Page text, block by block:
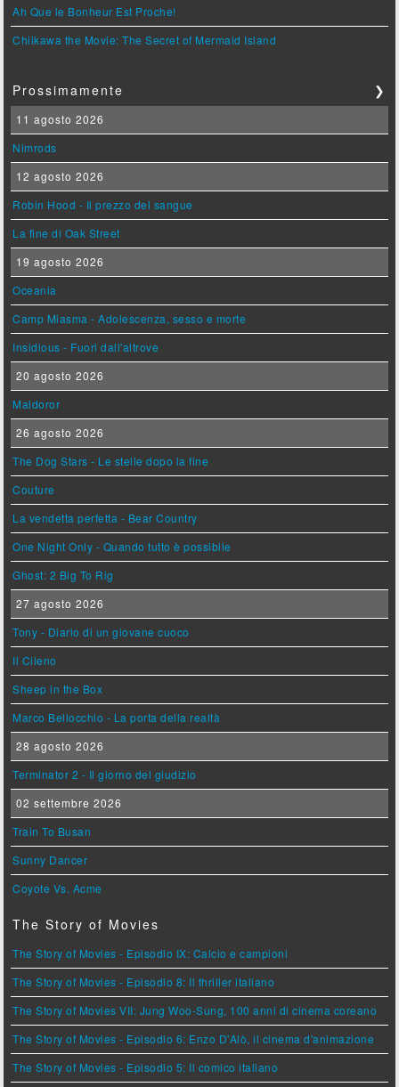
Ah Que le Bonheur Est Proche!
Chiikawa the Movie: The Secret of Mermaid Island
Prossimamente ❯
11 agosto 2026
Nimrods
12 agosto 2026
Robin Hood - Il prezzo del sangue
La fine di Oak Street
19 agosto 2026
Oceania
Camp Miasma - Adolescenza, sesso e morte
Insidious - Fuori dall'altrove
20 agosto 2026
Maldoror
26 agosto 2026
The Dog Stars - Le stelle dopo la fine
Couture
La vendetta perfetta - Bear Country
One Night Only - Quando tutto è possibile
Ghost: 2 Big To Rig
27 agosto 2026
Tony - Diario di un giovane cuoco
Il Cileno
Sheep in the Box
Marco Bellocchio - La porta della realtà
28 agosto 2026
Terminator 2 - Il giorno del giudizio
02 settembre 2026
Train To Busan
Sunny Dancer
Coyote Vs. Acme
The Story of Movies
The Story of Movies - Episodio IX: Calcio e campioni
The Story of Movies - Episodio 8: Il thriller italiano
The Story of Movies VII: Jung Woo-Sung, 100 anni di cinema coreano
The Story of Movies - Episodio 6: Enzo D'Alò, il cinema d'animazione
The Story of Movies - Episodio 5: Il comico italiano